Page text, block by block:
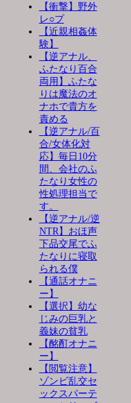
【衝撃】野外
レ○プ
【近親相姦体
験】
【逆アナル、
ふたなり百合
両用】ふたな
りは魔法のオ
ナホで貴方を
責める
【逆アナル/百
合/女体化対
応】毎日10分
間、会社のふ
たなり女性の
性処理担当で
す。
【逆アナル/逆
NTR】おほ声
下品交尾でふ
たなりに寝取
られる僕
【通話オナニ
ー】
【選択】幼な
じみの巨乳と
義妹の貧乳
【酩酊オナニ
ー】
【閲覧注意】
ゾンビ乱交セ
ックスパーテ